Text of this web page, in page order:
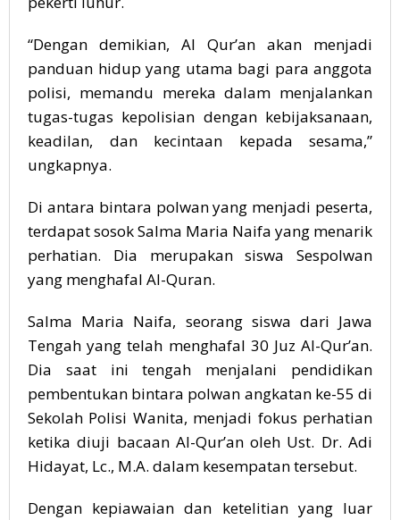
“Dengan demikian, Al Qur’an akan menjadi
panduan hidup yang utama bagi para anggota
polisi, memandu mereka dalam menjalankan
tugas-tugas kepolisian dengan kebijaksanaan,
keadilan, dan kecintaan kepada sesama,”
ungkapnya.
Di antara bintara polwan yang menjadi peserta,
terdapat sosok Salma Maria Naifa yang menarik
perhatian. Dia merupakan siswa Sespolwan
yang menghafal Al-Quran.
Salma Maria Naifa, seorang siswa dari Jawa
Tengah yang telah menghafal 30 Juz Al-Qur’an.
Dia saat ini tengah menjalani pendidikan
pembentukan bintara polwan angkatan ke-55 di
Sekolah Polisi Wanita, menjadi fokus perhatian
ketika diuji bacaan Al-Qur’an oleh Ust. Dr. Adi
Hidayat, Lc., M.A. dalam kesempatan tersebut.
Dengan kepiawaian dan ketelitian yang luar